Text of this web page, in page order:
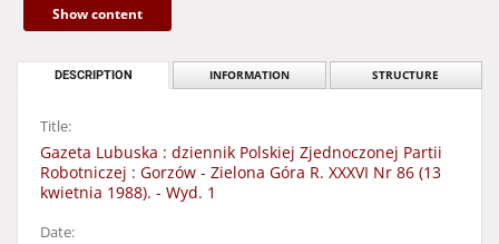
Show content
DESCRIPTION INFORMATION STRUCTURE
Title:
Gazeta Lubuska : dziennik Polskiej Zjednoczonej Partii
Robotniczej : Gorzów - Zielona Góra R. XXXVI Nr 86 (13
kwietnia 1988). - Wyd. 1
Date: